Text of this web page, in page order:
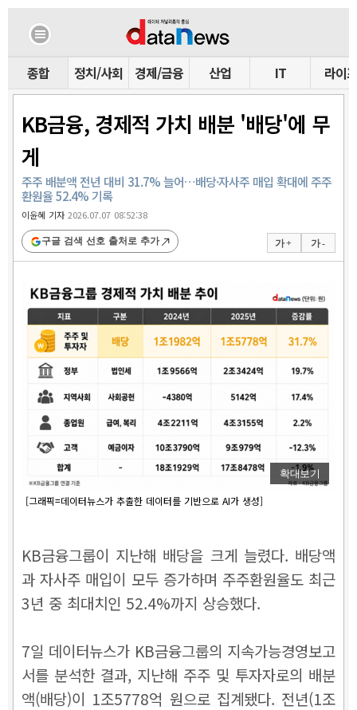
종합 정치/사회 경제/금융 산업 IT 라이프
KB금융, 경제적 가치 배분 '배당'에 무
게
주주 배분액 전년 대비 31.7% 늘어…배당·자사주 매입 확대에 주주
환원율 52.4% 기록
이윤혜 기자2026.07.07 08:52:38
가 + 가 -
구글 검색 선호 출처로 추가
확대보기
[그래픽=데이터뉴스가 추출한 데이터를 기반으로 AI가 생성]
KB금융그룹이 지난해 배당을 크게 늘렸다. 배당액
과 자사주 매입이 모두 증가하며 주주환원율도 최근
3년 중 최대치인 52.4%까지 상승했다.
7일 데이터뉴스가 KB금융그룹의 지속가능경영보고
서를 분석한 결과, 지난해 주주 및 투자자로의 배분
액(배당)이 1조5778억 원으로 집계됐다. 전년(1조